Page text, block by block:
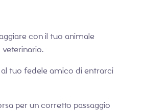
con il tuo animale
tuo fedele amico di entrarci
per un corretto passaggio